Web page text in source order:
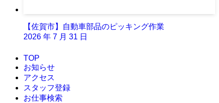
【佐賀市】自動車部品のピッキング作業
2026 年 7 月 31 日
TOP
お知らせ
アクセス
スタッフ登録
お仕事検索